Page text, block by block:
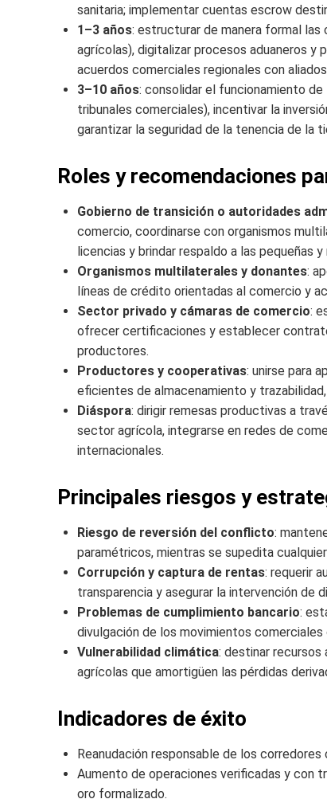
sanitaria; implementar cuentas escrow
1–3 años: estructurar de manera formal
agrícolas), digitalizar procesos aduaneros y
acuerdos comerciales regionales con
3–10 años: consolidar el funcionamiento
tribunales comerciales), incentivar la
garantizar la seguridad de la tenencia de la
Roles y recomendaciones
Gobierno de transición o autoridades
comercio, coordinarse con organismos
licencias y brindar respaldo a las pequeñas
Organismos multilaterales y donantes:
líneas de crédito orientadas al comercio y
Sector privado y cámaras de comercio:
ofrecer certificaciones y establecer
productores.
Productores y cooperativas: unirse para
eficientes de almacenamiento y
Diáspora: dirigir remesas productivas a
sector agrícola, integrarse en redes de
internacionales.
Principales riesgos y
Riesgo de reversión del conflicto:
paramétricos, mientras se supedita
Corrupción y captura de rentas: requerir
transparencia y asegurar la intervención de
Problemas de cumplimiento bancario:
divulgación de los movimientos
Vulnerabilidad climática: destinar recursos
agrícolas que amortigüen las pérdidas
Indicadores de éxito
Reanudación responsable de los
Aumento de operaciones verificadas y con
oro formalizado.